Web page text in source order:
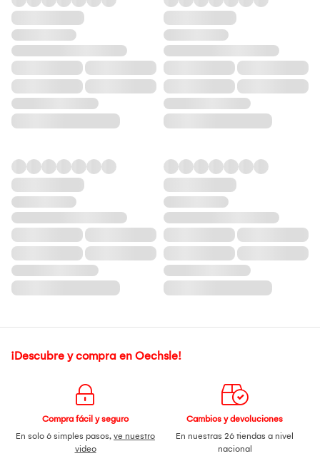
¡Descubre y compra en Oechsle!
Compra fácil y seguro
En solo 6 simples pasos, ve nuestro
video
Cambios y devoluciones
En nuestras 26 tiendas a nivel
nacional